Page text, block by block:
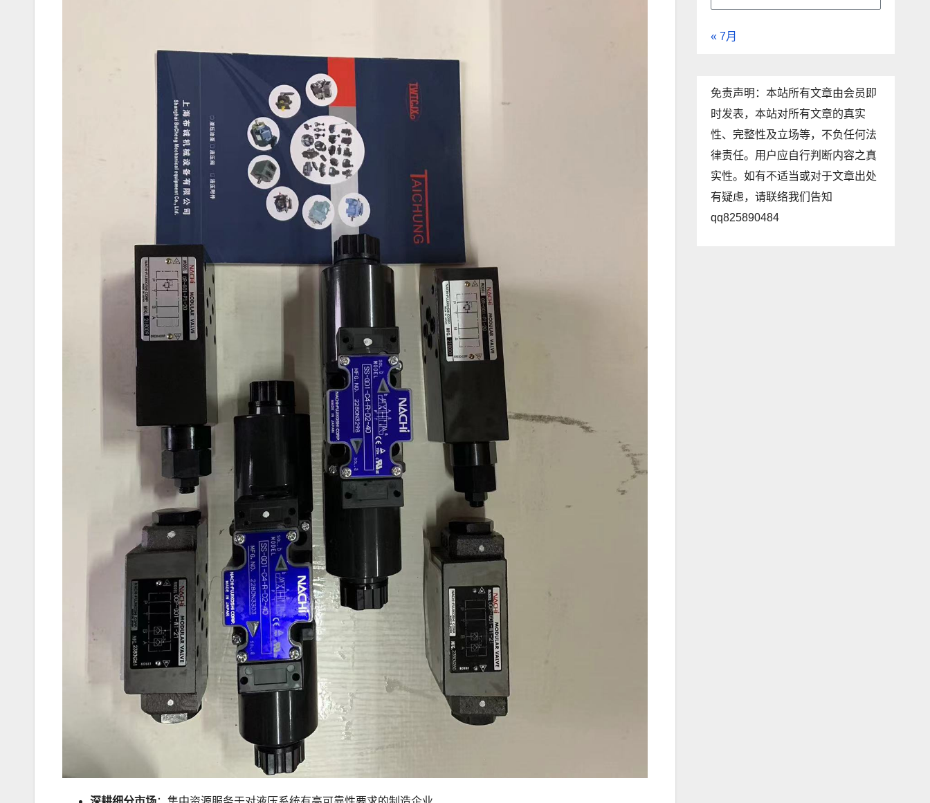
« 7月
免责声明：本站所有文章由会员即
时发表，本站对所有文章的真实
性、完整性及立场等，不负任何法
律责任。用户应自行判断内容之真
实性。如有不适当或对于文章出处
有疑虑，请联络我们告知
qq825890484